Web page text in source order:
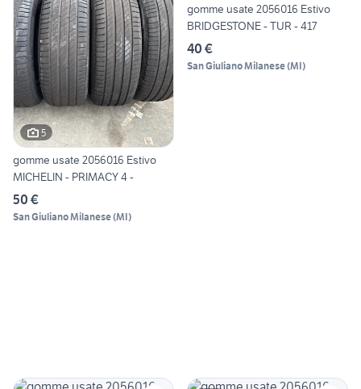
5
gomme usate 2056016 Estivo
MICHELIN - PRIMACY 4 -
50 €
San Giuliano Milanese(MI)
gomme usate 2056016 Estivo
BRIDGESTONE - TUR - 417
40 €
San Giuliano Milanese(MI)